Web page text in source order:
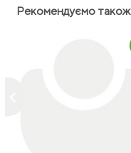
Рекомендуємо також